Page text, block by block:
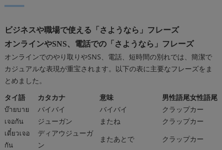
ビジネスや職場で使える「さようなら」フレーズ
オンラインやSNS、電話での「さようなら」フレーズ
オンラインでのやり取りやSNS、電話、短時間の別れでは、簡潔で
カジュアルな表現が重宝されます。以下の表に主要なフレーズをま
とめました。
タイ語
カタカナ 意味 男性語尾女性語尾
บ๊ายบาย
バイバイ バイバイ クラップカー
เจอกัน
ジューガン またね クラップカー
เดี๋ยวเจอ
กัน
ディアウジューガ
ン
またあとで クラップカー